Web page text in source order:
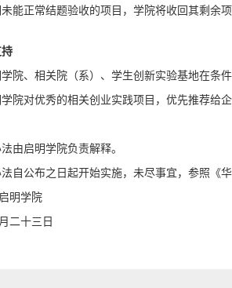
能正常结题验收的项目，学院将收回其剩余
院、相关院（系）、学生创新实验基地在条
院对优秀的相关创业实践项目，优先推荐给
由启明学院负责解释。
自公布之日起开始实施，未尽事宜，参照《
明学院
二十三日